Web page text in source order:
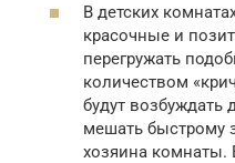
В детских
красочные и
перегружать
количеством
будут возбуждать
мешать быстрому
хозяина комнаты.